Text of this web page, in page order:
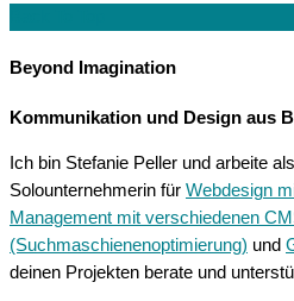
Beyond Imagination
Kommunikation und Design aus
Ich bin Stefanie Peller und arbeite
Solounternehmerin für Webdesign
Management mit verschiedenen
(Suchmaschienenoptimierung) und
deinen Projekten berate und